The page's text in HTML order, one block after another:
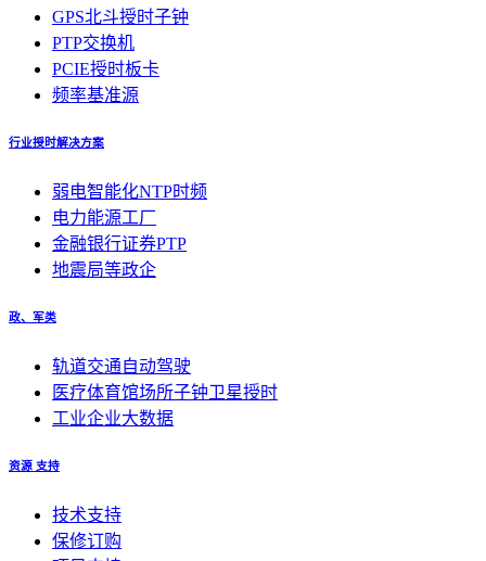
GPS北斗授时子钟
PTP交换机
PCIE授时板卡
频率基准源
行业授时解决方案
弱电智能化NTP时频
电力能源工厂
金融银行证券PTP
地震局等政企
政、军类
轨道交通自动驾驶
医疗体育馆场所子钟卫星授时
工业企业大数据
资源 支持
技术支持
保修订购